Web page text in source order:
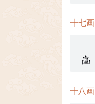
十七画
十八画